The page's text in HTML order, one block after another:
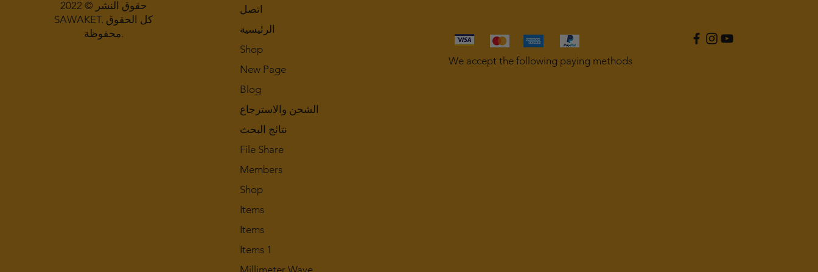
حقوق النشر © 2022
SAWAKET. كل الحقوق
محفوظة.
اتصل
الرئيسية
Shop
New Page
Blog
الشحن والاسترجاع
نتائج البحث
File Share
Members
Shop
Items
Items
Items 1
We accept the following paying methods